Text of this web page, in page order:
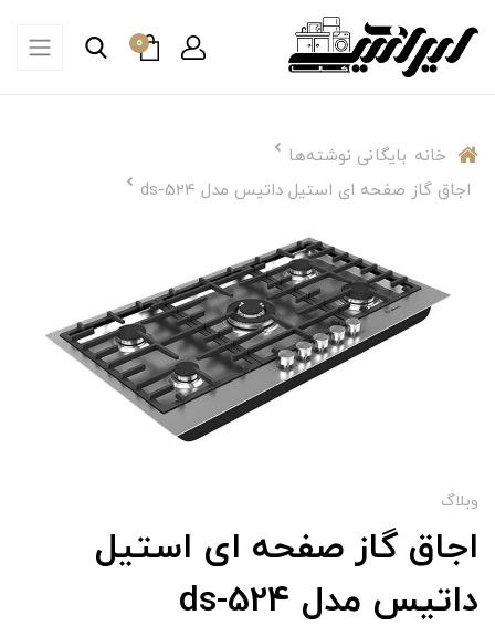
0
خانه بایگانی نوشته‌ها
اجاق گاز صفحه ای استیل داتیس مدل ds-524
وبلاگ
اجاق گاز صفحه ای استیل
داتیس مدل ds-524